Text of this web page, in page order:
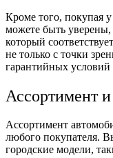
Кроме того, покупая
можете быть
который
не только с точки
гарантийных
Ассортимент
Ассортимент
любого покупателя.
городские модели,